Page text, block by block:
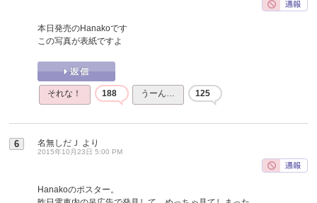
本日発売のHanakoです
この写真が表紙ですよ
それな！ 188 うーん… 125
6 名無しだＪ より
2015年10月23日 5:00 PM
Hanakoのポスター。